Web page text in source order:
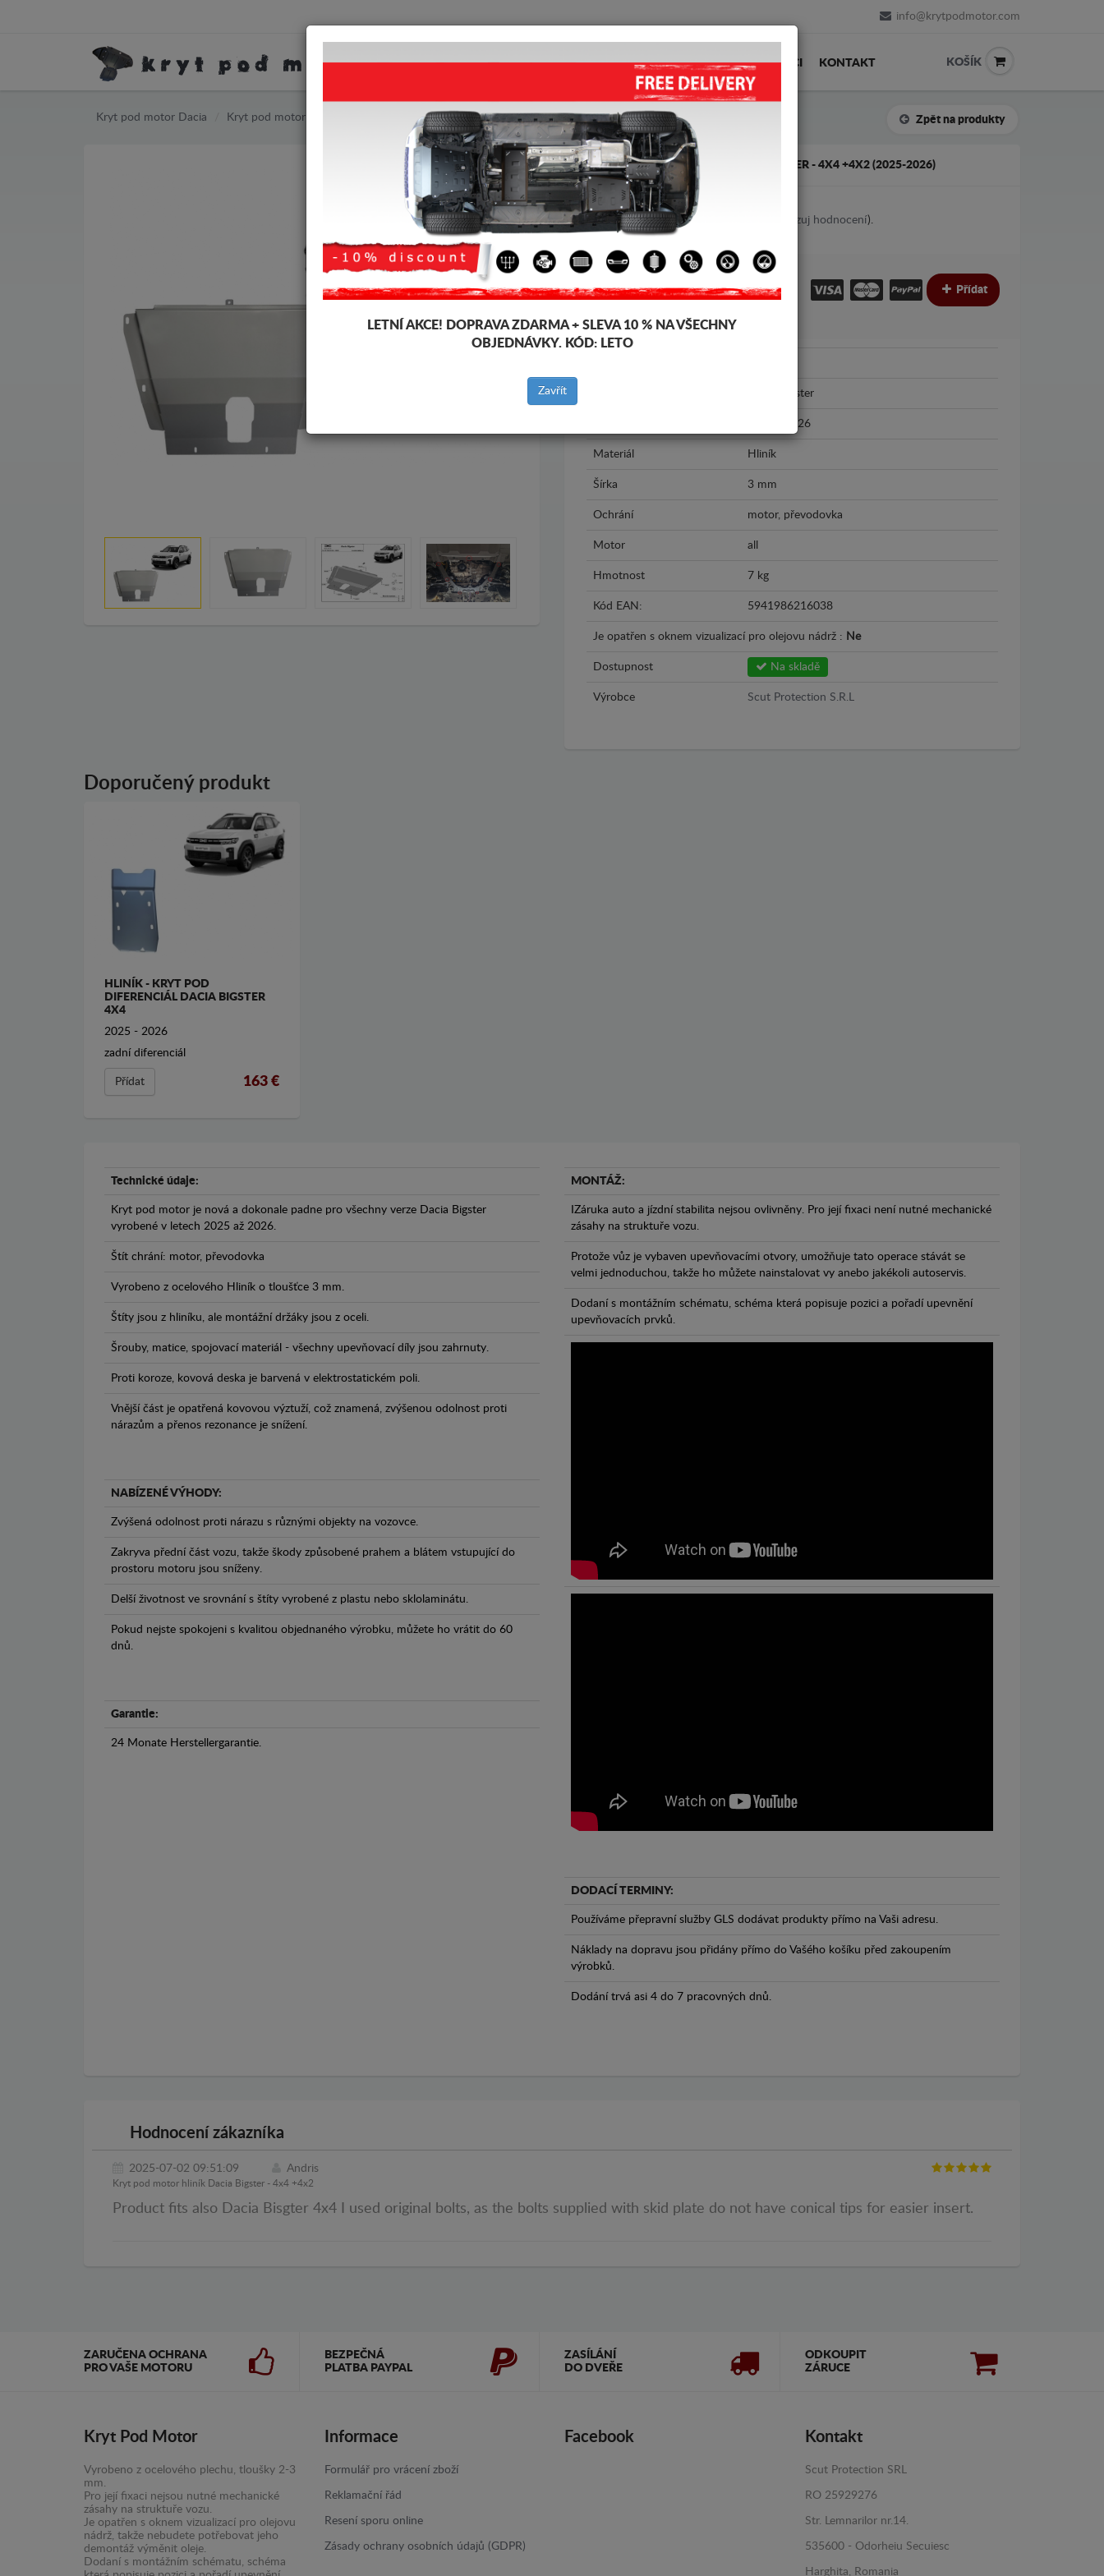
info@krytpodmotor.com
KRYT POD MOTOR HOME DOPRAVA FEEDBACK PRODEJCI KONTAKT KOŠÍK
Kryt pod motor Dacia Kryt pod motor Dacia Duster Zpět na produkty
KRYT POD MOTOR HLINÍK DACIA BIGSTER - 4X4 +4X2 (2025-2026)
5.00 out of5stars based on Ukazuj hodnocení).
Kód výrobku: 06.048ALU
275 €
260€ Přídat
Dacia Duster
2025 - 2026
Materiál Hliník
Šírka 3 mm
Ochrání motor, převodovka
Motor all
Hmotnost 7 kg
Kód EAN: 5941986216038
Je opatřen s oknem vizualizací pro olejovu nádrž : Ne
Dostupnost Na skladě
Výrobce Scut Protection S.R.L
Doporučený produkt
HLINÍK - KRYT POD
DIFERENCIÁL DACIA BIGSTER
4X4
2025 - 2026
zadní diferenciál
Přídat 163 €
Technické údaje:
Kryt pod motor je nová a dokonale padne pro všechny verze Dacia Bigster
vyrobené v letech 2025 až 2026.
Štít chrání: motor, převodovka
Vyrobeno z ocelového Hliník o tloušťce 3 mm.
Štíty jsou z hliníku, ale montážní držáky jsou z oceli.
Šrouby, matice, spojovací materiál - všechny upevňovací díly jsou zahrnuty.
Proti koroze, kovová deska je barvená v elektrostatickém poli.
Vnější část je opatřená kovovou výztuží, což znamená, zvýšenou odolnost proti
nárazům a přenos rezonance je snížení.
NABÍZENÉ VÝHODY:
Zvýšená odolnost proti nárazu s různými objekty na vozovce.
Zakryva přední část vozu, takže škody způsobené prahem a blátem vstupující do
prostoru motoru jsou sníženy.
Delší životnost ve srovnání s štíty vyrobené z plastu nebo sklolaminátu.
Pokud nejste spokojeni s kvalitou objednaného výrobku, můžete ho vrátit do 60
dnů.
Garantie:
24 Monate Herstellergarantie.
MONTÁŽ:
IZáruka auto a jízdní stabilita nejsou ovlivněny. Pro její fixaci není nutné mechanické
zásahy na struktuře vozu.
Protože vůz je vybaven upevňovacími otvory, umožňuje tato operace stávát se
velmi jednoduchou, takže ho můžete nainstalovat vy anebo jakékoli autoservis.
Dodaní s montážním schématu, schéma která popisuje pozici a pořadí upevnění
upevňovacích prvků.
DODACÍ TERMINY:
Používáme přepravní služby GLS dodávat produkty přímo na Vaši adresu.
Náklady na dopravu jsou přidány přímo do Vašého košíku před zakoupením
výrobků.
Dodání trvá asi 4 do 7 pracovných dnů.
Hodnocení zákazníka
2025-07-02 09:51:09 Andris
Kryt pod motor hliník Dacia Bigster - 4x4 +4x2
Product fits also Dacia Bisgter 4x4 I used original bolts, as the bolts supplied with skid plate do not have conical tips for easier insert.
ZARUČENA OCHRANA
PRO VAŠE MOTORU
BEZPEČNÁ
PLATBA PAYPAL
ZASÍLÁNÍ
DO DVEŘE
ODKOUPIT
ZÁRUCE
Kryt Pod Motor
Vyrobeno z ocelového plechu, tloušky 2-3
mm.
Pro její fixaci nejsou nutné mechanické
zásahy na struktuře vozu.
Je opatřen s oknem vizualizací pro olejovu
nádrž, takže nebudete potřebovat jeho
demontáž výměnit oleje.
Dodaní s montážním schématu, schéma
Informace
Formulář pro vrácení zboží
Reklamační řád
Resení sporu online
Zásady ochrany osobních údajů (GDPR)
Facebook Kontakt
Scut Protection SRL
RO 25929276
Str. Lemnarilor nr.14.
535600 - Odorheiu Secuiesc
Harghita, Romania
LETNÍ AKCE! DOPRAVA ZDARMA + SLEVA 10 % NA VŠECHNY
OBJEDNÁVKY. KÓD: LETO
Zavřít